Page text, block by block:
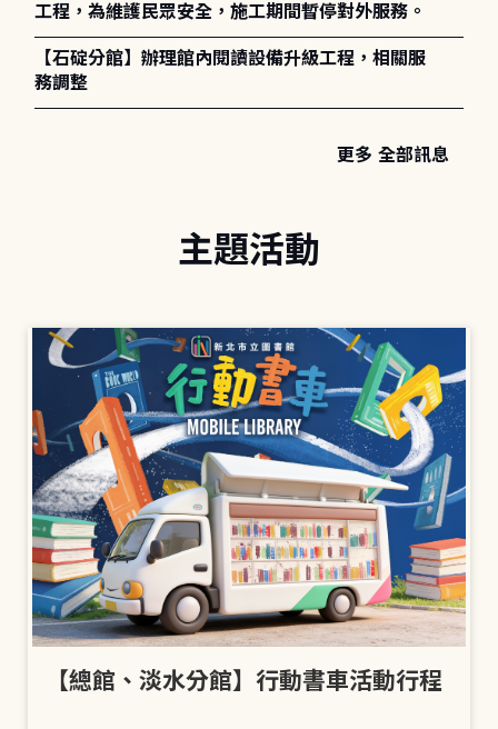
工程，為維護民眾安全，施工期間暫停對外服務。
【石碇分館】辦理館內閱讀設備升級工程，相關服
務調整
更多 全部訊息
主題活動
【總館、淡水分館】行動書車活動行程